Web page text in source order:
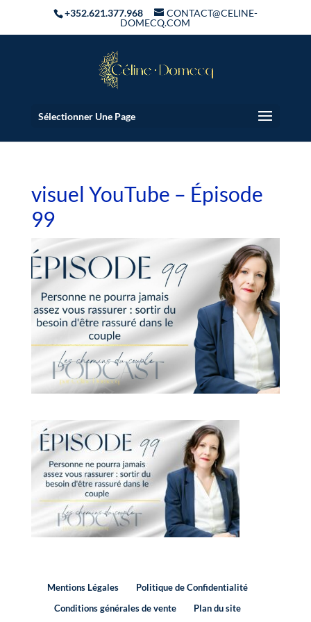
+352.621.377.968
CONTACT@CELINE-
DOMECQ.COM
Sélectionner Une Page
visuel YouTube – Épisode
99
Mentions Légales
Politique de Confidentialité
Conditions générales de vente
Plan du site